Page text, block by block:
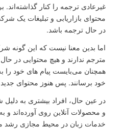
غیرعادی ترجمه را کنار گذاشته‌اند.
محتوای بازاریابی و تبلیغات یک
در حال ترجمه باشد.
اما بدین معنا نیست که این گونه
مترجم ندارند و هیچ محتوایی در
همچنان می‌بایست پیام های خود را
خود برسانند. پس هنوز محتوای
در عین حال، افراد بیشتری به
و محصولات آنلاین روی آورده‌اند و
خدمات زبان در محیط مجازی رشد